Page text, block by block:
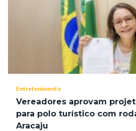
Entretenimento
Vereadores aprovam
para polo turístico com
Aracaju